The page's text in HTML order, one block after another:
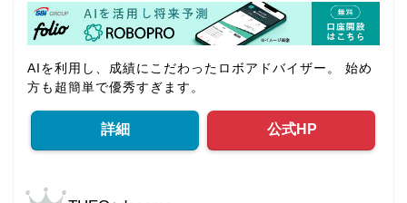
AIを利用し、成績にこだわったロボアドバイザー。 始め
方も超簡単で優秀すぎます。
詳細 公式HP